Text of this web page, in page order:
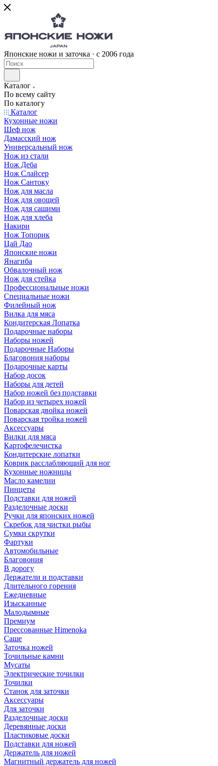
Японские ножи и заточка · с 2006 года
Каталог
По всему сайту
По каталогу
Каталог
Кухонные ножи
Шеф нож
Дамасский нож
Универсальный нож
Нож из стали
Нож Деба
Нож Слайсер
Нож Сантоку
Нож для масла
Нож для овощей
Нож для сашими
Нож для хлеба
Накири
Нож Топорик
Цай Дао
Японские ножи
Янагиба
Обвалочный нож
Нож для стейка
Профессиональные ножи
Специальные ножи
Филейный нож
Вилка для мяса
Кондитерская Лопатка
Подарочные наборы
Наборы ножей
Подарочные Наборы
Благовония наборы
Подарочные карты
Набор досок
Наборы для детей
Набор ножей без подставки
Набор из четырех ножей
Поварская двойка ножей
Поварская тройка ножей
Аксессуары
Вилки для мяса
Картофелечистка
Кондитерские лопатки
Коврик расслабляющий для ног
Кухонные ножницы
Масло камелии
Пинцеты
Подставки для ножей
Разделочные доски
Ручки для японских ножей
Скребок для чистки рыбы
Сумки скрутки
Фартуки
Автомобильные
Благовония
В дорогу
Держатели и подставки
Длительного горения
Ежедневные
Изысканные
Малодымные
Премиум
Прессованные Himenoka
Саше
Заточка ножей
Точильные камни
Мусаты
Электрические точилки
Точилки
Станок для заточки
Аксессуары
Для заточки
Разделочные доски
Деревянные доски
Пластиковые доски
Подставки для ножей
Держатель для ножей
Магнитный держатель для ножей